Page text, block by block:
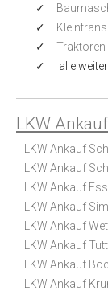
Traktoren
alle
LKW Ankauf
LKW Ankauf
LKW Ankauf
LKW Ankauf
LKW Ankauf
LKW Ankauf
LKW Ankauf
LKW Ankauf
LKW Ankauf